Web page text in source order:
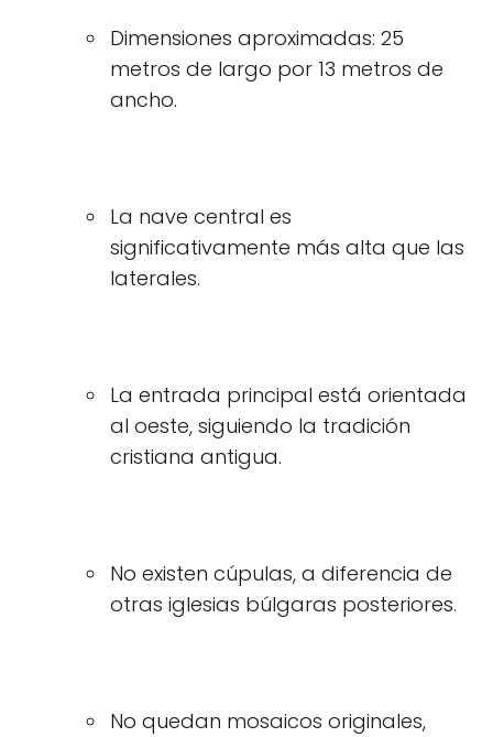
Dimensiones aproximadas: 25
metros de largo por 13 metros de
ancho.
La nave central es
significativamente más alta que las
laterales.
La entrada principal está orientada
al oeste, siguiendo la tradición
cristiana antigua.
No existen cúpulas, a diferencia de
otras iglesias búlgaras posteriores.
No quedan mosaicos originales,